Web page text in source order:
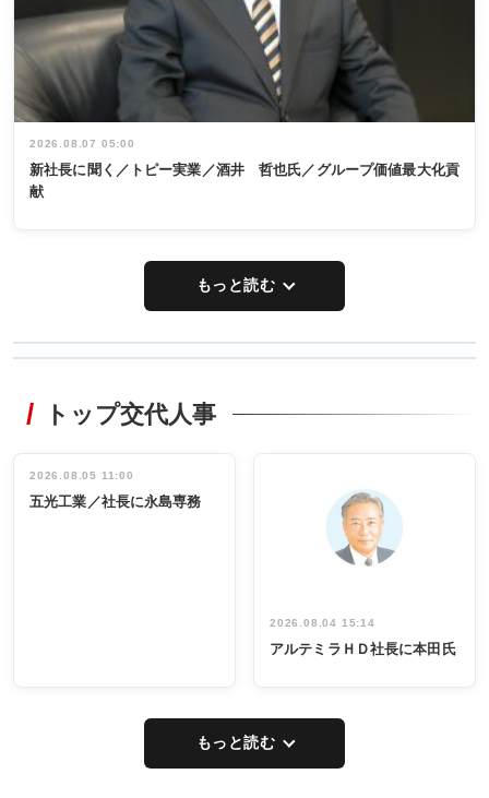
2026.08.07 05:00
新社長に聞く／トピー実業／酒井 哲也氏／グループ価値最大化貢
献
もっと読む
非鉄業界で
インタビュ
ー／社内ア
タックトレー
祝う 業界関
係者ら220人
出席
トップ交代人事
2026.08.05 11:00
五光工業／社長に永島専務
2026.08.04 15:14
アルテミラＨＤ社長に本田氏
もっと読む